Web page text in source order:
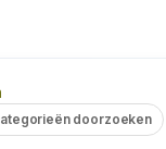
doorzoeken